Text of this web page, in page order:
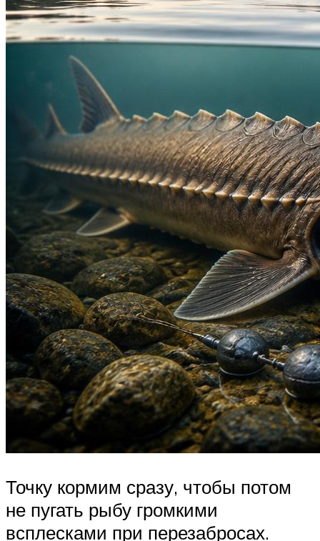
Точку кормим сразу, чтобы потом
не пугать рыбу громкими
всплесками при перезабросах.